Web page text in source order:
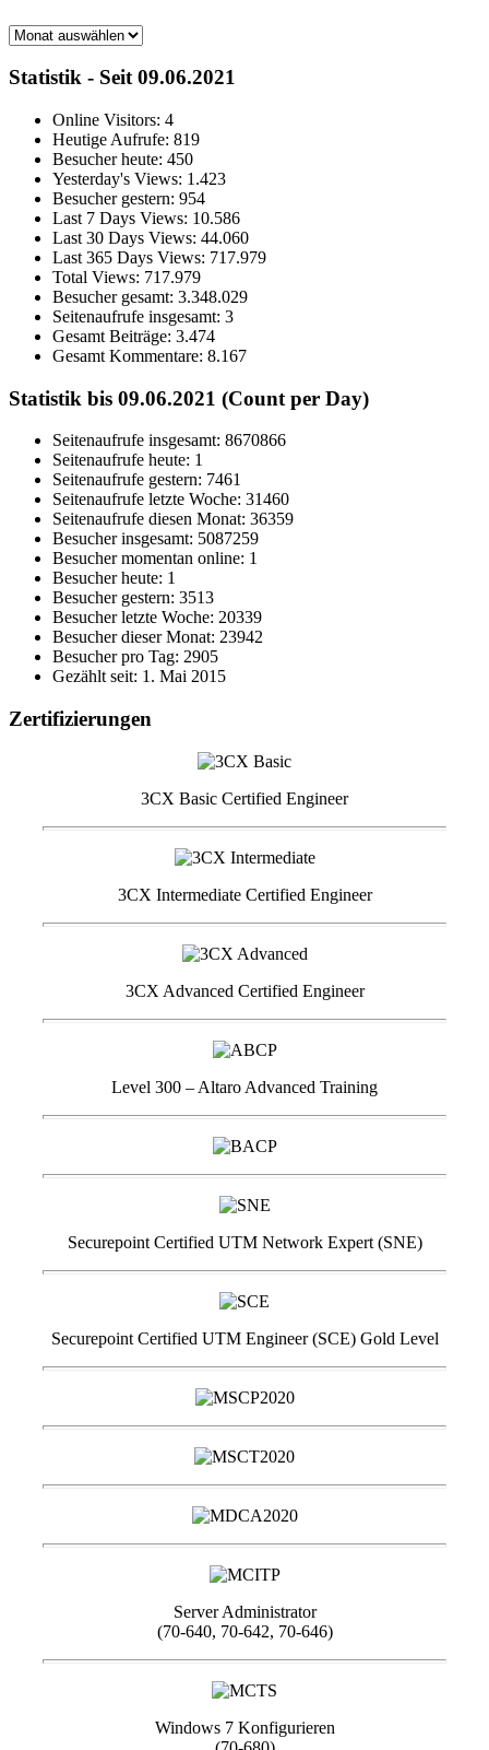
Archiv
Statistik - Seit 09.06.2021
Online Visitors: 4
Heutige Aufrufe: 819
Besucher heute: 450
Yesterday's Views: 1.423
Besucher gestern: 954
Last 7 Days Views: 10.586
Last 30 Days Views: 44.060
Last 365 Days Views: 717.979
Total Views: 717.979
Besucher gesamt: 3.348.029
Seitenaufrufe insgesamt: 3
Gesamt Beiträge: 3.474
Gesamt Kommentare: 8.167
Statistik bis 09.06.2021 (Count per Day)
Seitenaufrufe insgesamt: 8670866
Seitenaufrufe heute: 1
Seitenaufrufe gestern: 7461
Seitenaufrufe letzte Woche: 31460
Seitenaufrufe diesen Monat: 36359
Besucher insgesamt: 5087259
Besucher momentan online: 1
Besucher heute: 1
Besucher gestern: 3513
Besucher letzte Woche: 20339
Besucher dieser Monat: 23942
Besucher pro Tag: 2905
Gezählt seit: 1. Mai 2015
Zertifizierungen
3CX Basic Certified Engineer
3CX Intermediate Certified Engineer
3CX Advanced Certified Engineer
Level 300 – Altaro Advanced Training
Securepoint Certified UTM Network Expert (SNE)
Securepoint Certified UTM Engineer (SCE) Gold Level
Server Administrator
(70-640, 70-642, 70-646)
Windows 7 Konfigurieren